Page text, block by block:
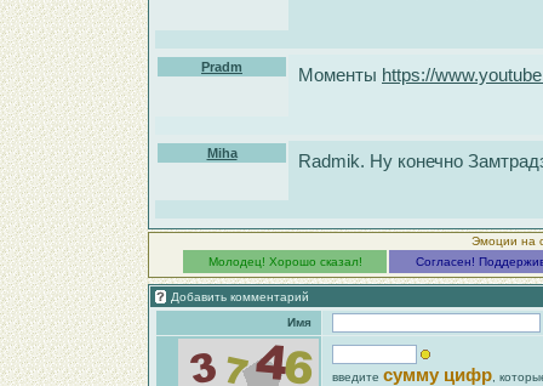
Pradm Моменты https://
Miha Radmik. Ну конечно
Эмоции на
Молодец! Хорошо сказал!
Согласен!
Добавить комментарий
Имя
введите сумму цифр ,